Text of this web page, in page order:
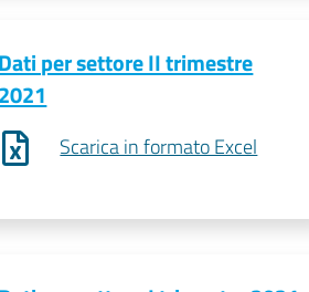
per settore II trimestre
Scarica in formato Excel